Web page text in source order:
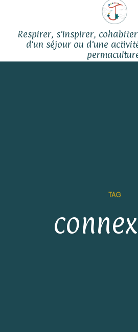
Respirer, s'inspirer,
d'un séjour ou d'une
TAG